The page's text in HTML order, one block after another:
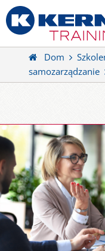
Dom
samozarządzanie